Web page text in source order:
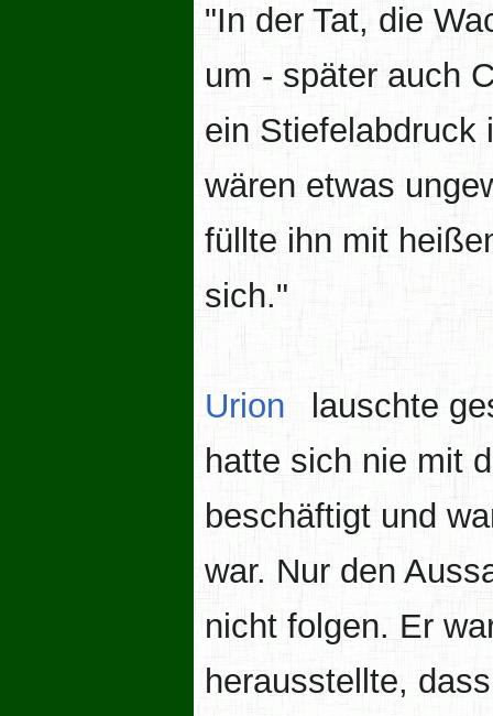
"In der Tat, die
um - später auch
ein Stiefelabdruck
wären etwas
füllte ihn mit
sich."
Urion
lauschte
hatte sich nie mit
beschäftigt und
war. Nur den
nicht folgen. Er
herausstellte,